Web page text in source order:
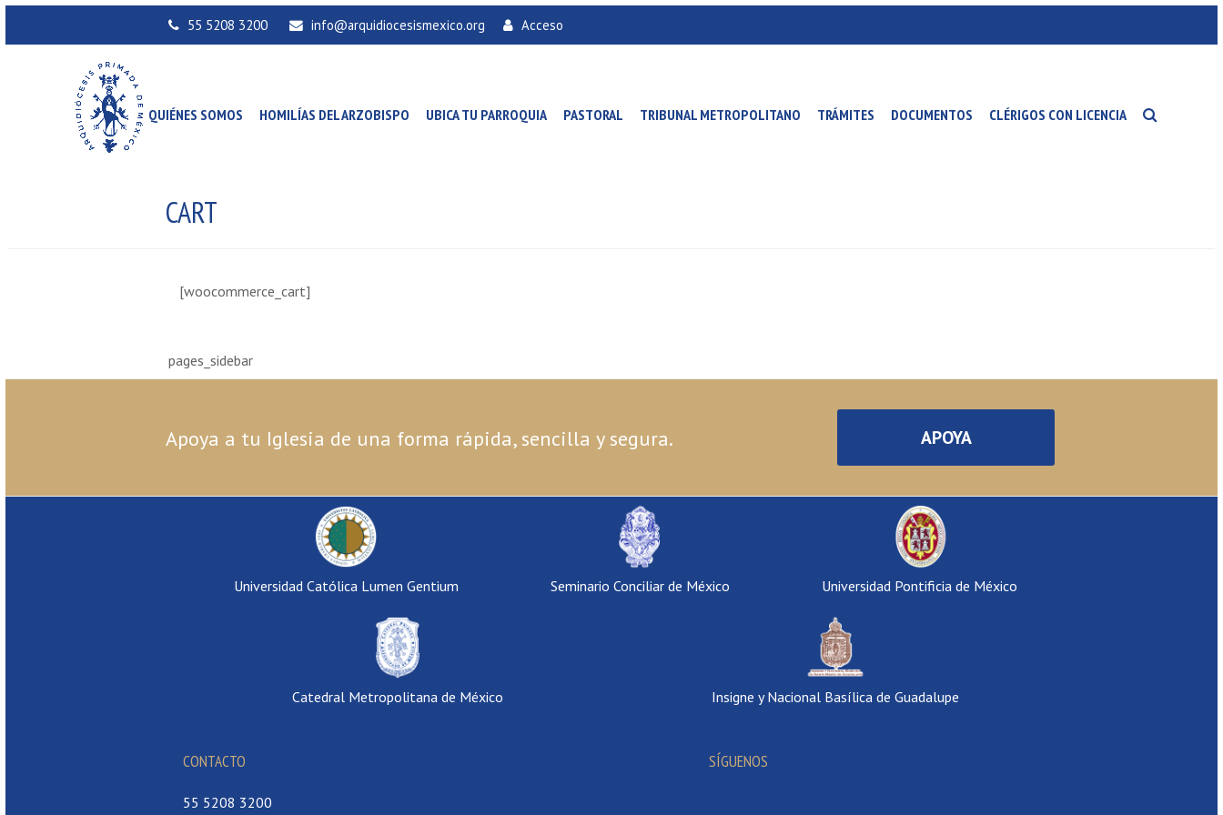
55 5208 3200 info@arquidiocesismexico.org Acceso
QUIÉNES SOMOS HOMILÍAS DEL ARZOBISPO UBICA TU PARROQUIA PASTORAL TRIBUNAL METROPOLITANO TRÁMITES DOCUMENTOS CLÉRIGOS CON LICENCIA
CART
[woocommerce_cart]
pages_sidebar
Apoya a tu Iglesia de una forma rápida, sencilla y segura. APOYA
Universidad Católica Lumen Gentium Seminario Conciliar de México Universidad Pontificia de México
Catedral Metropolitana de México Insigne y Nacional Basílica de Guadalupe
CONTACTO
55 5208 3200
SÍGUENOS